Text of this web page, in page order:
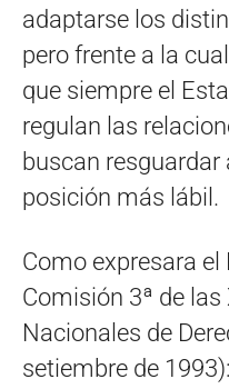
adaptarse los
pero frente a la
que siempre el
regulan las
buscan resguardar
posición más lábil.
Como expresara el
Comisión 3ª de
Nacionales de
setiembre de